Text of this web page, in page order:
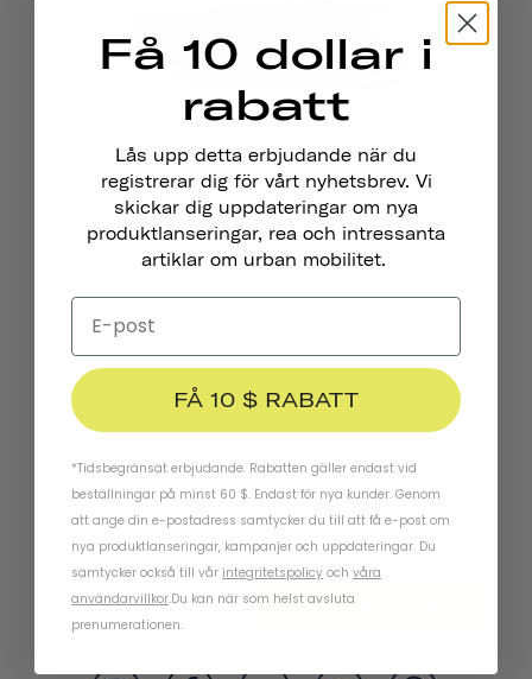
Kryptoflex Kabellås
KRYPTOFLEX KABELLÅS
Håll Kontakten
PRENUMERERA
Få 10 dollar i
rabatt
Lås upp detta erbjudande när du
registrerar dig för vårt nyhetsbrev. Vi
skickar dig uppdateringar om nya
produktlanseringar, rea och intressanta
artiklar om urban mobilitet.
FÅ 10 $ RABATT
*Tidsbegränsat erbjudande. Rabatten gäller endast vid
beställningar på minst 60 $. Endast för nya kunder. Genom
att ange din e-postadress samtycker du till att få e-post om
nya produktlanseringar, kampanjer och uppdateringar. Du
samtycker också till vår integritetspolicy och våra
användarvillkor.Du kan när som helst avsluta
prenumerationen.